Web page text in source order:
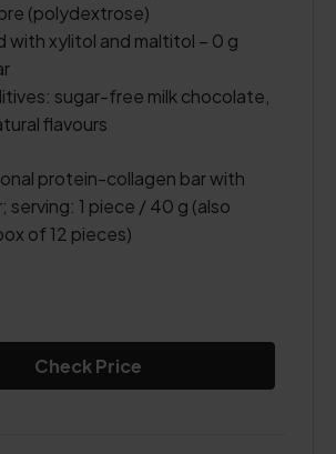
(polydextrose)
with xylitol and maltitol – 0 g
sugar-free milk chocolate,
flavours
protein-collagen bar with
1 piece / 40 g (also
of 12 pieces)
Check Price